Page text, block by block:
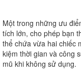
Một trong những ưu
tích lớn, cho phép bạn
thể chứa vừa hai chiếc
kiệm thời gian và công
mũ khi không sử dụng.